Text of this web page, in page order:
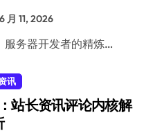
6 月 11, 2026
服务器开发者的精炼…
讯
站长资讯评论内核解